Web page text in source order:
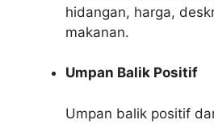
hidangan, harga,
makanan.
Umpan Balik Positif
Umpan balik positif